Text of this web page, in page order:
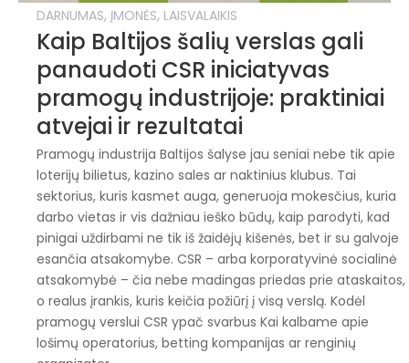
DARNUMAS,ĮMONĖS, LAISVALAIKIS
Kaip Baltijos šalių verslas gali
panaudoti CSR iniciatyvas
pramogų industrijoje: praktiniai
atvejai ir rezultatai
Pramogų industrija Baltijos šalyse jau seniai nebe tik apie
loterijų bilietus, kazino sales ar naktinius klubus. Tai
sektorius, kuris kasmet auga, generuoja mokesčius, kuria
darbo vietas ir vis dažniau ieško būdų, kaip parodyti, kad
pinigai uždirbami ne tik iš žaidėjų kišenės, bet ir su galvoje
esančia atsakomybe. CSR – arba korporatyvinė socialinė
atsakomybė – čia nebe madingas priedas prie ataskaitos,
o realus įrankis, kuris keičia požiūrį į visą verslą. Kodėl
pramogų verslui CSR ypač svarbus Kai kalbame apie
lošimų operatorius, betting kompanijas ar renginių